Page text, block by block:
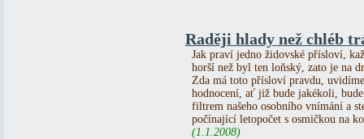
Raději hlady než chléb
Jak praví jedno židovské přísloví,
horší než byl ten loňský, zato je na
Zda má toto přísloví pravdu,
hodnocení, ať již bude jakékoli,
filtrem našeho osobního vnímání a
počínající letopočet s osmičkou na
(1.1.2008)